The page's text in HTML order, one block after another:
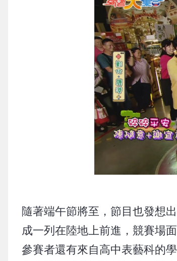
隨著端午節將至，節目也發想
成一列在陸地上前進，競賽場
參賽者還有來自高中表藝科的